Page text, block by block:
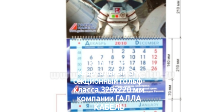
Календарь
квартальный 3-х
секционный гольф-
класса 320х220 мм
компании ГАЛЛА
КАБЕЛЬ